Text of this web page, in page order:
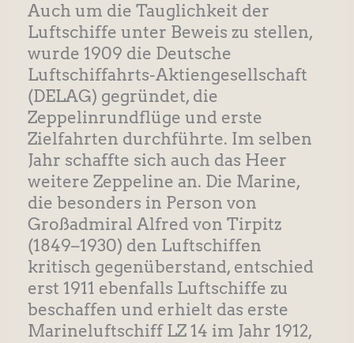
Auch um die Tauglichkeit der
Luftschiffe unter Beweis zu stellen,
wurde 1909 die Deutsche
Luftschiffahrts-Aktiengesellschaft
(DELAG) gegründet, die
Zeppelinrundflüge und erste
Zielfahrten durchführte. Im selben
Jahr schaffte sich auch das Heer
weitere Zeppeline an. Die Marine,
die besonders in Person von
Großadmiral Alfred von Tirpitz
(1849–1930) den Luftschiffen
kritisch gegenüberstand, entschied
erst 1911 ebenfalls Luftschiffe zu
beschaffen und erhielt das erste
Marineluftschiff LZ 14 im Jahr 1912,